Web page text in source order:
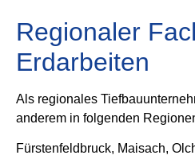
Regionaler
Erdarbeiten
Als regionales
anderem in folgenden
Fürstenfeldbruck, Maisach,